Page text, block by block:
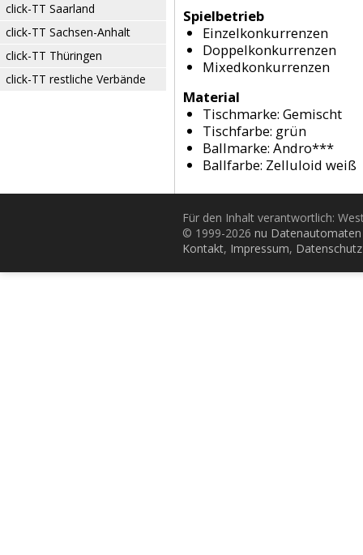
click-TT Saarland
click-TT Sachsen-Anhalt
click-TT Thüringen
click-TT restliche Verbände
Spielbetrieb
Einzelkonkurrenzen
Doppelkonkurrenzen
Mixedkonkurrenzen
Material
Tischmarke: Gemischt
Tischfarbe: grün
Ballmarke: Andro***
Ballfarbe: Zelluloid weiß
Für den Inhalt verantwortlich:
© 1999-2026 nu
Kontakt, Impressum, Datenschutz